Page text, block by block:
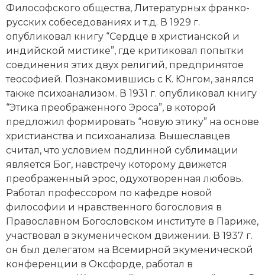
Социально-экономическая история
Специальные исторические дисциплины
СССР
Южная Америка
Философского общества, Литературных франко-
русских собеседованиях и т.д. В 1929 г.
опубликовал книгу “Сердце в христианской и
индийской мистике”, где критиковал попытки
соединения этих двух религий, предпринятое
теософией. Познакомившись с К. Юнгом, занялся
также психоанализом. В 1931 г. опубликовал книгу
“Этика преображенного Эроса”, в которой
предложил формировать “новую этику” на основе
христианства и психоанализа. Вышеславцев
считал, что условием подлинной сублимации
является Бог, навстречу которому движется
преображенный эрос, одухотворенная любовь.
Работал профессором по кафедре новой
философии и нравственного богословия в
Православном Богословском институте в Париже,
участвовал в экуменическом движении. В 1937 г.
он был делегатом на Всемирной экуменической
конференции в Оксфорде, работал в